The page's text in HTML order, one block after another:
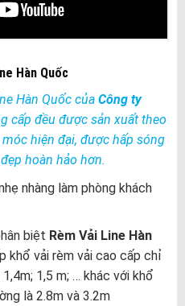
Hàn Quốc
Hàn Quốc của Công ty
cấp đều được sản xuất theo
hiện đại, được hấp sóng
hoàn hảo hơn.
nhàng làm phòng khách
biệt Rèm Vải Line Hàn
khổ vải rèm vải cao cấp chỉ
1,5 m; … khác với khổ
là 2.8m và 3.2m